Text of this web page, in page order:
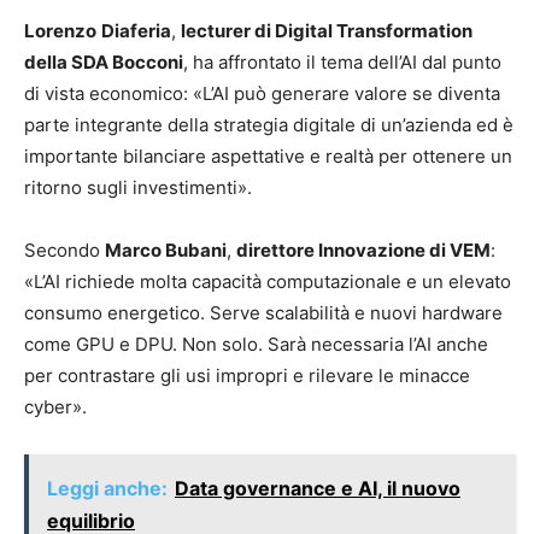
Lorenzo Diaferia, lecturer di Digital Transformation
della SDA Bocconi, ha affrontato il tema dell’AI dal punto
di vista economico: «L’AI può generare valore se diventa
parte integrante della strategia digitale di un’azienda ed è
importante bilanciare aspettative e realtà per ottenere un
ritorno sugli investimenti».
Secondo Marco Bubani, direttore Innovazione di VEM:
«L’AI richiede molta capacità computazionale e un elevato
consumo energetico. Serve scalabilità e nuovi hardware
come GPU e DPU. Non solo. Sarà necessaria l’AI anche
per contrastare gli usi impropri e rilevare le minacce
cyber».
Leggi anche: Data governance e AI, il nuovo
equilibrio